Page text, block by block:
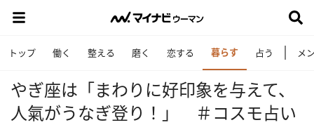
トップ 働く 整える 磨く 恋する 暮らす 占う メ
やぎ座は「まわりに好印象を与えて、
人氣がうなぎ登り！」 ＃コスモ占い